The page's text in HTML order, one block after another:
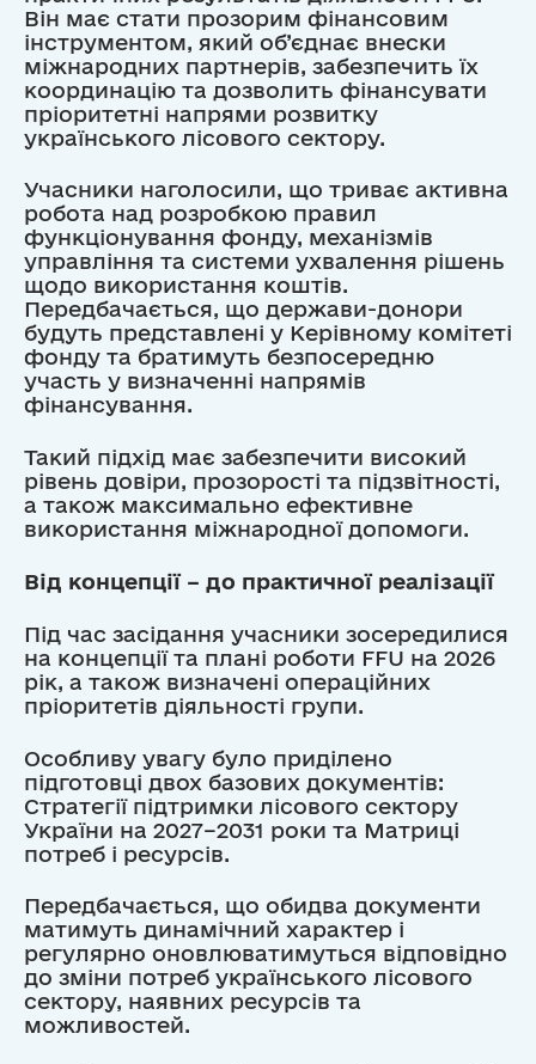
Він має стати прозорим фінансовим
інструментом, який об’єднає внески
міжнародних партнерів, забезпечить їх
координацію та дозволить фінансувати
пріоритетні напрями розвитку
українського лісового сектору.
Учасники наголосили, що триває активна
робота над розробкою правил
функціонування фонду, механізмів
управління та системи ухвалення рішень
щодо використання коштів.
Передбачається, що держави-донори
будуть представлені у Керівному комітеті
фонду та братимуть безпосередню
участь у визначенні напрямів
фінансування.
Такий підхід має забезпечити високий
рівень довіри, прозорості та підзвітності,
а також максимально ефективне
використання міжнародної допомоги.
Від концепції – до практичної реалізації
Під час засідання учасники зосередилися
на концепції та плані роботи FFU на 2026
рік, а також визначені операційних
пріоритетів діяльності групи.
Особливу увагу було приділено
підготовці двох базових документів:
Стратегії підтримки лісового сектору
України на 2027–2031 роки та Матриці
потреб і ресурсів.
Передбачається, що обидва документи
матимуть динамічний характер і
регулярно оновлюватимуться відповідно
до зміни потреб українського лісового
сектору, наявних ресурсів та
можливостей.